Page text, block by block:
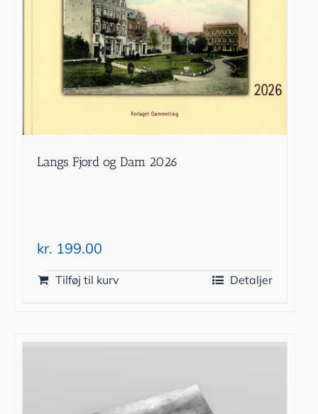
Langs Fjord og Dam 2026
kr. 199.00
Tilføj til kurv Detaljer